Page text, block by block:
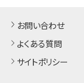
お問い合わせ
よくある質問
サイトポリシー